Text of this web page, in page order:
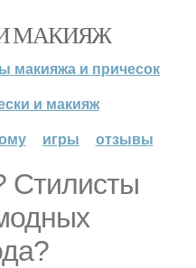
МАКИЯЖ
макияжа и причесок
и макияж
игры отзывы
Стилисты